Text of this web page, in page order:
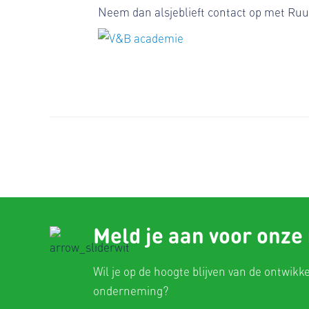
Neem dan alsjeblieft contact op met
Meld je aan voor
Wil je op de hoogte blijven van de
onderneming?